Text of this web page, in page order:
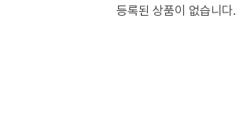
등록된 상품이 없습니다.